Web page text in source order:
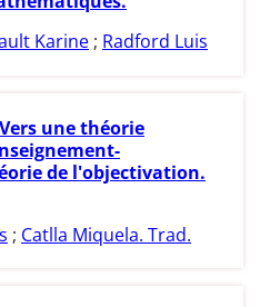
Karine ; Radford Luis
une théorie
de l'objectivation.
; Catlla Miquela. Trad.